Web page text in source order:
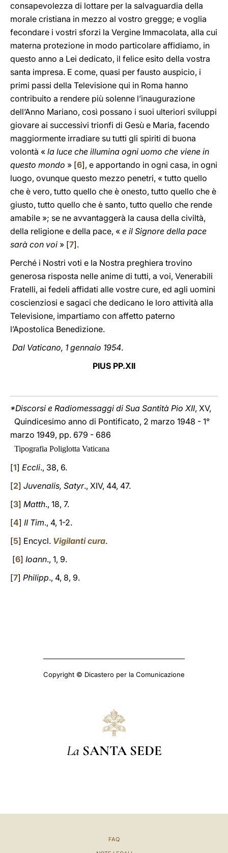
consapevolezza di lottare per la salvaguardia della
morale cristiana in mezzo al vostro gregge; e voglia
fecondare i vostri sforzi la Vergine Immacolata, alla cui
materna protezione in modo particolare affidiamo, in
questo anno a Lei dedicato, il felice esito della vostra
santa impresa. E come, quasi per fausto auspicio, i
primi passi della Televisione qui in Roma hanno
contribuito a rendere più solenne l’inaugurazione
dell’Anno Mariano, così possano i suoi ulteriori sviluppi
giovare ai successivi trionfi di Gesù e Maria, facendo
maggiormente irradiare su tutti gli spiriti di buona
volontà « la luce che illumina ogni uomo che viene in
questo mondo » [6], e apportando in ogni casa, in ogni
luogo, ovunque questo mezzo penetri, « tutto quello
che è vero, tutto quello che è onesto, tutto quello che è
giusto, tutto quello che è santo, tutto quello che rende
amabile »; se ne avvantaggerà la causa della civiltà,
della religione e della pace, « e il Signore della pace
sarà con voi » [7].
Perché i Nostri voti e la Nostra preghiera trovino
generosa risposta nelle anime di tutti, a voi, Venerabili
Fratelli, ai fedeli affidati alle vostre cure, ed agli uomini
coscienziosi e sagaci che dedicano le loro attività alla
Televisione, impartiamo con affetto paterno
l’Apostolica Benedizione.
Dal Vaticano, 1 gennaio 1954.
PIUS PP.XII
*Discorsi e Radiomessaggi di Sua Santità Pio XII, XV,
Quindicesimo anno di Pontificato, 2 marzo 1948 - 1°
marzo 1949, pp. 679 - 686
Tipografia Poliglotta Vaticana
[1] Eccli., 38, 6.
[2] Juvenalis, Satyr., XIV, 44, 47.
[3] Matth., 18, 7.
[4] II Tim., 4, 1-2.
[5] Encycl. Vigilanti cura.
[6] Ioann., 1, 9.
[7] Philipp., 4, 8, 9.
Copyright © Dicastero per la Comunicazione
La SANTA SEDE
FAQ